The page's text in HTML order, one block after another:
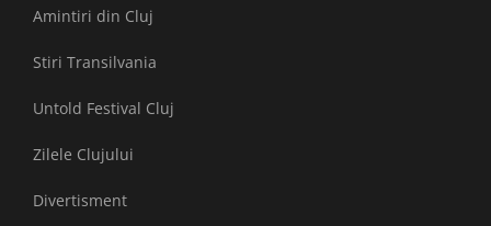
Amintiri din Cluj
Stiri Transilvania
Untold Festival Cluj
Zilele Clujului
Divertisment